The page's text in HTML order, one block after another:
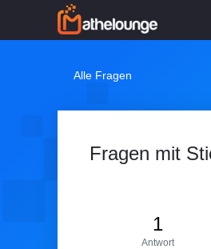
Alle Fragen
Fragen mit
1
Antwort